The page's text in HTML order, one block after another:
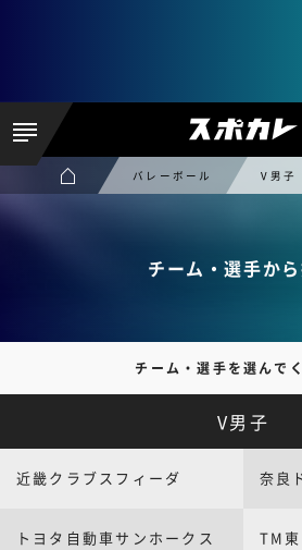
バレーボール V男子
チーム・選手か
チーム・選手を選んで
V男子
近畿クラブスフィーダ 奈良
トヨタ自動車サンホークス TM